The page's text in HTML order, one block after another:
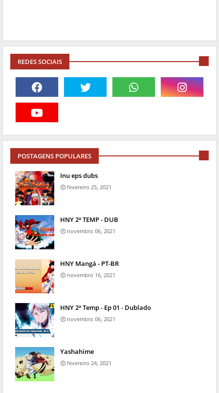
REDES SOCIAIS
POSTAGENS POPULARES
Inu eps dubs
fevereiro 25, 2021
HNY 2ª TEMP - DUB
novembro 06, 2021
HNY Mangá - PT-BR
novembro 16, 2021
HNY 2ª Temp - Ep 01 - Dublado
novembro 06, 2021
Yashahime
fevereiro 24, 2021